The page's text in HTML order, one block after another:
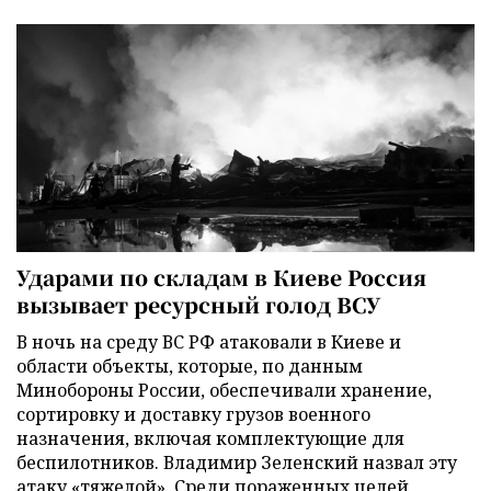
Ударами по складам в Киеве Россия
вызывает ресурсный голод ВСУ
В ночь на среду ВС РФ атаковали в Киеве и
области объекты, которые, по данным
Минобороны России, обеспечивали хранение,
сортировку и доставку грузов военного
назначения, включая комплектующие для
беспилотников. Владимир Зеленский назвал эту